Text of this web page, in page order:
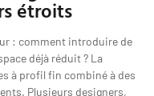
étroits
: comment introduire de
déjà réduit ? La
à profil fin combiné à des
Plusieurs designers,